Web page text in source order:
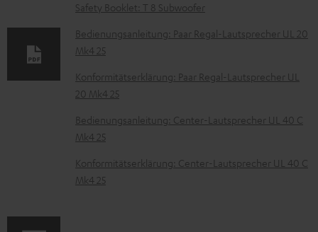
m
e
n
t
e
z
u
m
H
Safety Booklet: T 8 Subwoofer
Bedienungsanleitung: Paar Regal-Lautsprecher UL 20
Mk4 25
Konformitätserklärung: Paar Regal-Lautsprecher UL
20 Mk4 25
Bedienungsanleitung: Center-Lautsprecher UL 40 C
Mk4 25
Konformitätserklärung: Center-Lautsprecher UL 40 C
Mk4 25